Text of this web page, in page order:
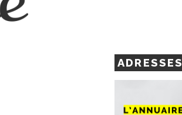
ADRESSES